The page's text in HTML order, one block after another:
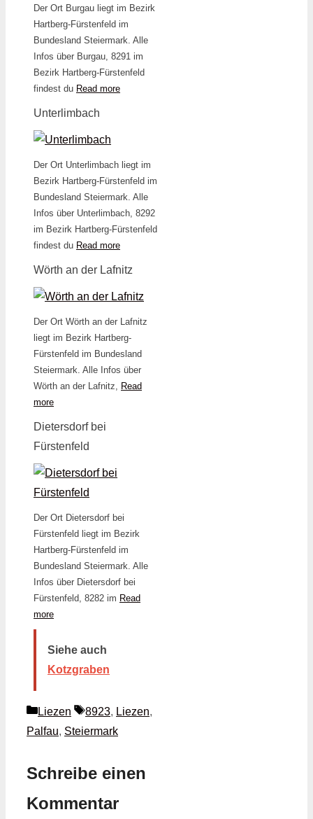
Der Ort Burgau liegt im Bezirk
Hartberg-Fürstenfeld im
Bundesland Steiermark. Alle
Infos über Burgau, 8291 im
Bezirk Hartberg-Fürstenfeld
findest du Read more
Unterlimbach
Der Ort Unterlimbach liegt im
Bezirk Hartberg-Fürstenfeld im
Bundesland Steiermark. Alle
Infos über Unterlimbach, 8292
im Bezirk Hartberg-Fürstenfeld
findest du Read more
Wörth an der Lafnitz
Der Ort Wörth an der Lafnitz
liegt im Bezirk Hartberg-
Fürstenfeld im Bundesland
Steiermark. Alle Infos über
Wörth an der Lafnitz, Read
more
Dietersdorf bei
Fürstenfeld
Der Ort Dietersdorf bei
Fürstenfeld liegt im Bezirk
Hartberg-Fürstenfeld im
Bundesland Steiermark. Alle
Infos über Dietersdorf bei
Fürstenfeld, 8282 im Read
more
Siehe auch
Kotzgraben
Kategorien
Liezen Schlagwörter
8923, Liezen,
Palfau, Steiermark
Schreibe einen
Kommentar